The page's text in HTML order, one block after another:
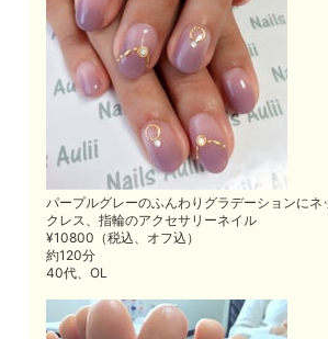
パープルグレーのふんわりグラデーションにネ
クレス、指輪のアクセサリーネイル
¥10800（税込、オフ込）
約120分
40代、OL